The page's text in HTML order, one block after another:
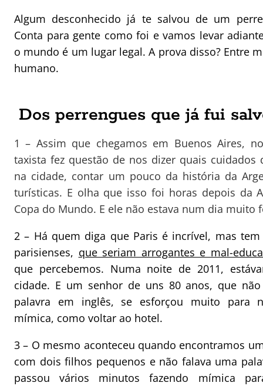
Algum desconhecido já te salvou de um
Conta para gente como foi e vamos levar
o mundo é um lugar legal. A prova disso? Entre
humano.
Dos perrengues que já fui
1 – Assim que chegamos em Buenos Aires,
taxista fez questão de nos dizer quais cuidados
na cidade, contar um pouco da história da
turísticas. E olha que isso foi horas depois da
Copa do Mundo. E ele não estava num dia muito
2 – Há quem diga que Paris é incrível, mas
parisienses, que seriam arrogantes e mal-
que percebemos. Numa noite de 2011,
cidade. E um senhor de uns 80 anos, que
palavra em inglês, se esforçou muito para
mímica, como voltar ao hotel.
3 – O mesmo aconteceu quando encontramos
com dois filhos pequenos e não falava uma
passou vários minutos fazendo mímica